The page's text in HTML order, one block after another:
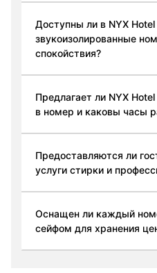
Доступны ли в NYX Hotel
звукоизолированные
спокойствия?
Предлагает ли NYX
в номер и каковы часы
Предоставляются ли
услуги стирки и
Оснащен ли каждый
сейфом для хранения